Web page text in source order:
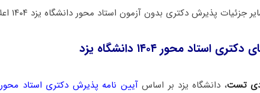
پذیرش دکتری بدون آزمون استاد محور دانشگاه یزد ۱۴۰۴ اعلام شد.
استاد محور ۱۴۰۴ دانشگاه یزد
تست، دانشگاه یزد بر اساسآیین نامه پذیرش دکتری استاد محور